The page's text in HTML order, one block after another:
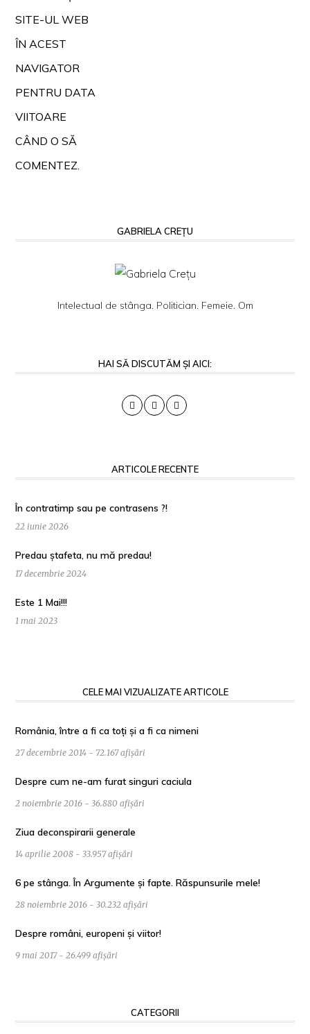
SITE-UL WEB
ÎN ACEST
NAVIGATOR
PENTRU DATA
VIITOARE
CÂND O SĂ
COMENTEZ.
GABRIELA CREȚU
Intelectual de stânga. Politician. Femeie. Om
HAI SĂ DISCUTĂM ȘI AICI:
ARTICOLE RECENTE
În contratimp sau pe contrasens ?!
22 iunie 2026
Predau ștafeta, nu mă predau!
17 decembrie 2024
Este 1 Mai!!!
1 mai 2023
CELE MAI VIZUALIZATE ARTICOLE
România, între a fi ca toți și a fi ca nimeni
27 decembrie 2014 - 72.167 afișări
Despre cum ne-am furat singuri caciula
2 noiembrie 2016 - 36.880 afișări
Ziua deconspirarii generale
14 aprilie 2008 - 33.957 afișări
6 pe stânga. În Argumente și fapte. Răspunsurile mele!
28 noiembrie 2016 - 30.232 afișări
Despre români, europeni și viitor!
9 mai 2017 - 26.499 afișări
CATEGORII